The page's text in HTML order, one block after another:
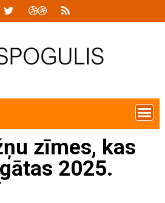
zīmes, kas
2025.